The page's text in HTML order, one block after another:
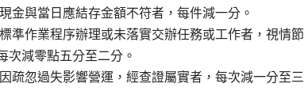
存現金與當日應結存金額不符者，每件減一分。
依標準作業程序辦理或未落實交辦任務或工作者，視情節
重每次減零點五分至二分。
他因疏忽過失影響營運，經查證屬實者，每次減一分至三